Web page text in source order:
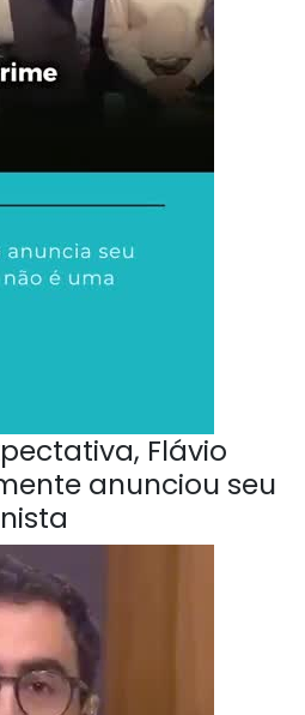
Flávio
anunciou seu